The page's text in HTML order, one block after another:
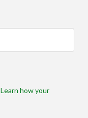
Learn how your